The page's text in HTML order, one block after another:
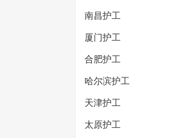
南昌护工
厦门护工
合肥护工
哈尔滨护工
天津护工
太原护工